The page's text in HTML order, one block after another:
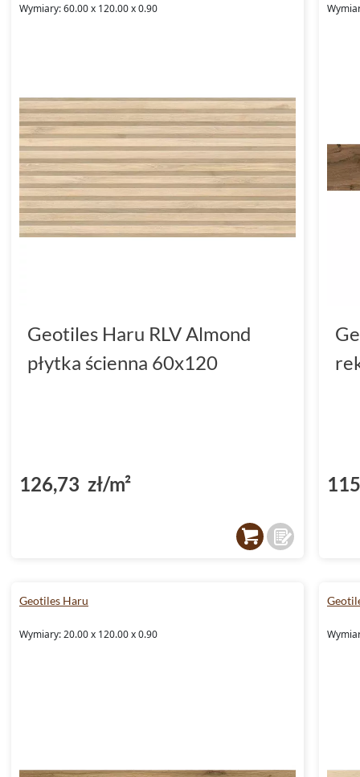
Wymiary: 60.00 x 120.00 x 0.90
Geotiles Haru RLV Almond
płytka ścienna 60x120
126,73 zł/m²
Geotiles Haru
Wymiary: 20.00 x 120.00 x 0.90